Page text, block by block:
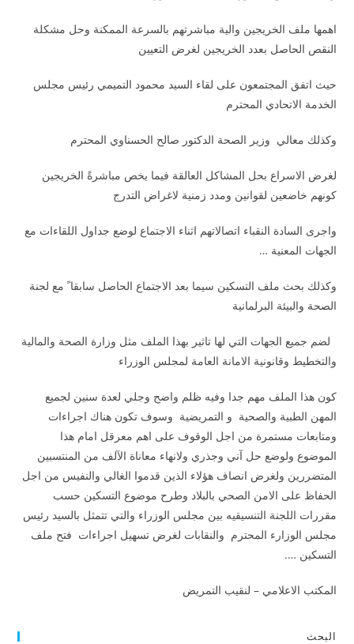
اهمها ملف الخريجين والية مباشرتهم بالسرعة الممكنة وحل مشكلة
النقص الحاصل بعدد الخريجين لغرض التعيين
حيث اتفق المجتمعون على لقاء السيد محمود التميمي رئيس مجلس
الخدمة الاتحادي المحترم
وكذلك معالي وزير الصحة الدكتور صالح الحسناوي المحترم
لغرض الاسراع بحل المشاكل العالقة فيما يخص مباشرةً الخريجين
كونهم خاضعين لقوانين ومدد زمنية لاغراض التدرج
واجرى السادة النقباء اتصالاتهم اثناء الاجتماع لوضع جداول اللقاءات مع
الجهات المعنية …
وكذلك بحث ملف التسكين سيما بعد الاجتماع الحاصل سابقا ً مع لجنة
الصحة والبيئة البرلمانية
لضم جميع الجهات التي لها تاثير بهذا الملف مثل وزارة الصحة والمالية
والتخطيط وقانونية الامانة العامة لمجلس الوزراء
كون هذا الملف مهم جدا وفيه ظلم واضح وجلي لعدة سنين لجميع
المهن الطبية والصحية و التمريضية وسوف تكون هناك اجراءات
ومتابعات مستمرة من اجل الوقوف على اهم معرقل امام هذا
الموضوع ولوضع حل آني وجذري ولانهاء معاناة الآلف من المنتسبين
المتضررين ولغرض انصاف هؤلاء الذين قدموا الغالي والنفيس من اجل
الحفاظ على الامن الصحي بالبلاد وطرح موضوع التسكين حسب
مقررات اللجنة التنسيقيه بين مجلس الوزراء والتي تتمثل بالسيد رئيس
مجلس الوزارء المحترم والنقابات لغرض تسهيل اجراءات فتح ملف
التسكين ….
المكتب الاعلامي – لنقيب التمريض
البحث